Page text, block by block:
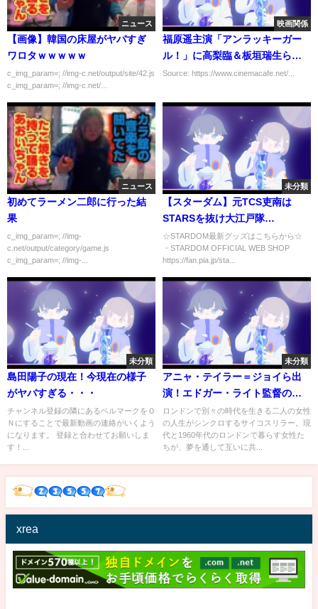
ニュース
【画像】韓国の床屋がヤバすぎ
ワロタｗｗｗｗｗ
c_img_param=; //img-c.net/output/site/42.js
c_img_param=; //img-c.net/...
映画関係
福原遥主演「アンラッキーガー
ル！」に高梨臨＆板垣瑞生ら出
演
Source: https://www.cinemacafe.net/...
ニュース
初めてラーメン二郎に行った結
果
c_img_param=; //img-
c.net/output/category/game.js
c_img_param=; //img-...
未分類
【スターダム】元TCS吏南は
STARSを抜け大江戸隊
へ!!-2020.10.29 試合後マイク&
コメント-【STARDOM】※スタ
ーダム・ワールドをCheck!!
☆STARDOM最新グッズはこちらから☆
・STARDOM OFFICIAL WEB SHOP
https://fan.pia.jp/sta...
未分類
島田陽子の現在！今現在の様子
がヤバすぎる・・・
チャンネル登録の隣にあるベルマークをＯ
Ｎにすることで最新動画の連絡がいくよう
になります。 登録と合わせてお願いしま
す！...
未分類
アニャ・テイラー＝ジョイら出
演！エドガー・ライト監督のサ
イコホラー『ラストナイト・イ
ン・ソーホー』予告編
ロンドンで別々の時代を生きる二人の女性
の人生がシンクロするサイコスリラー。現
代と1960年代のロンドンで暮らす女性た
ちが、夢を通して互いに共...
xrea